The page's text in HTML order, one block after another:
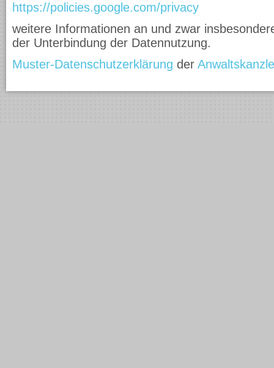
https://policies.google.com/privacy
weitere Informationen an und zwar
der Unterbindung der Datennutzung.
Muster-Datenschutzerklärung der